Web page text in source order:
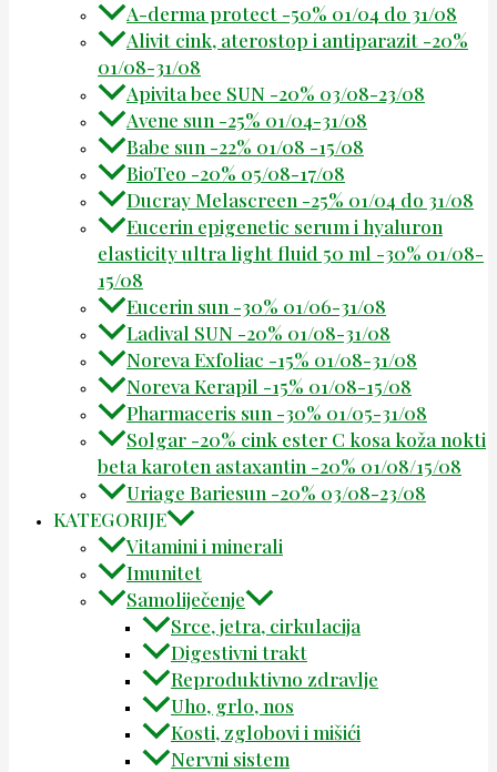
A-derma protect -50% 01/04 do 31/08
Alivit cink, aterostop i antiparazit -20%
01/08-31/08
Apivita bee SUN -20% 03/08-23/08
Avene sun -25% 01/04-31/08
Babe sun -22% 01/08 -15/08
BioTeo -20% 05/08-17/08
Ducray Melascreen -25% 01/04 do 31/08
Eucerin epigenetic serum i hyaluron
elasticity ultra light fluid 50 ml -30% 01/08-
15/08
Eucerin sun -30% 01/06-31/08
Ladival SUN -20% 01/08-31/08
Noreva Exfoliac -15% 01/08-31/08
Noreva Kerapil -15% 01/08-15/08
Pharmaceris sun -30% 01/05-31/08
Solgar -20% cink ester C kosa koža nokti
beta karoten astaxantin -20% 01/08/15/08
Uriage Bariesun -20% 03/08-23/08
KATEGORIJE
Vitamini i minerali
Imunitet
Samoliječenje
Srce, jetra, cirkulacija
Digestivni trakt
Reproduktivno zdravlje
Uho, grlo, nos
Kosti, zglobovi i mišići
Nervni sistem